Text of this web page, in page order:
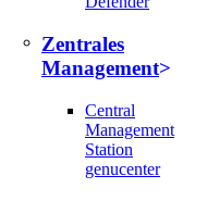
Zentrales
Management
Central
Management
Station
genucenter